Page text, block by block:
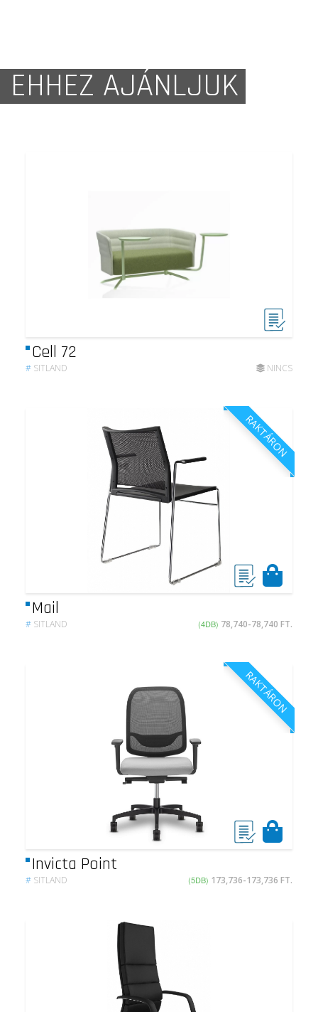
EHHEZ AJÁNLJUK
Cell 72
# SITLAND NINCS
RAKTÁRON
Mail
# SITLAND (4DB) 78,740-78,740 FT.
RAKTÁRON
Invicta Point
# SITLAND (5DB) 173,736-173,736 FT.